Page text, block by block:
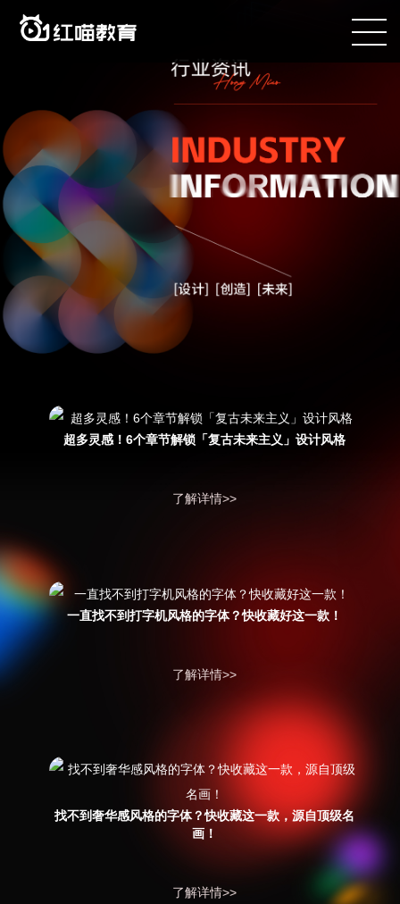
超多灵感！6个章节解锁「复古未来主义」设计风格
了解详情>>
一直找不到打字机风格的字体？快收藏好这一款！
了解详情>>
找不到奢华感风格的字体？快收藏这一款，源自顶级名
画！
了解详情>>